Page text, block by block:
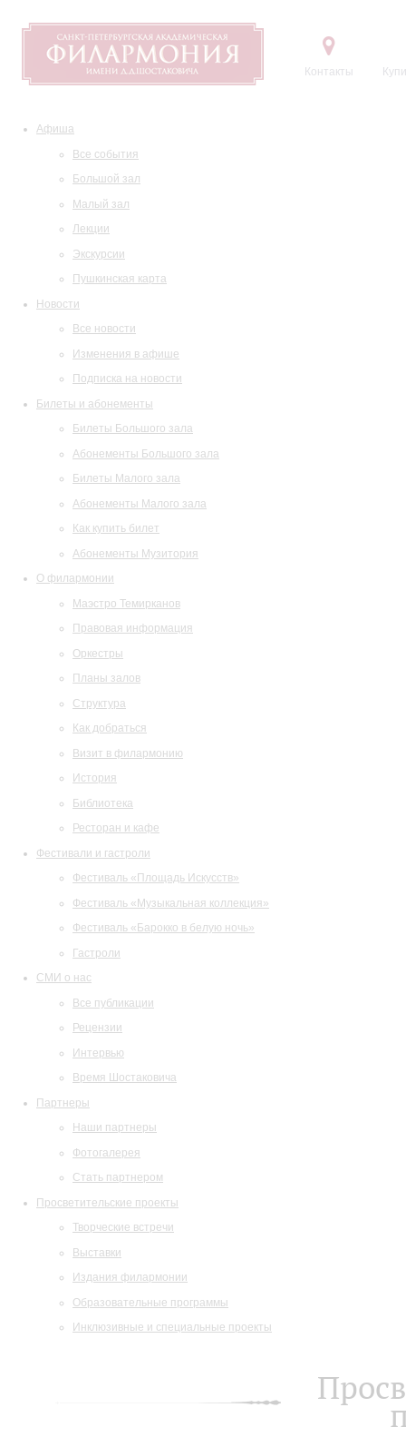
Контакты
Афиша
Все события
Большой зал
Малый зал
Лекции
Экскурсии
Пушкинская карта
Новости
Все новости
Изменения в афише
Подписка на новости
Билеты и абонементы
Билеты Большого зала
Абонементы Большого зала
Билеты Малого зала
Абонементы Малого зала
Как купить билет
Абонементы Музитория
О филармонии
Маэстро Темирканов
Правовая информация
Оркестры
Планы залов
Структура
Как добраться
Визит в филармонию
История
Библиотека
Ресторан и кафе
Фестивали и гастроли
Фестиваль «Площадь Искусств»
Фестиваль «Музыкальная коллекция»
Фестиваль «Барокко в белую ночь»
Гастроли
СМИ о нас
Все публикации
Рецензии
Интервью
Время Шостаковича
Партнеры
Наши партнеры
Фотогалерея
Стать партнером
Просветительские проекты
Творческие встречи
Выставки
Издания филармонии
Образовательные программы
Инклюзивные и специальные проекты